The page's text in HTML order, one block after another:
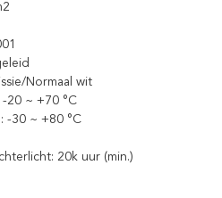
Normaal wit
20 ~ +70 °C
: -30 ~ +80 °C
20k uur (min.)